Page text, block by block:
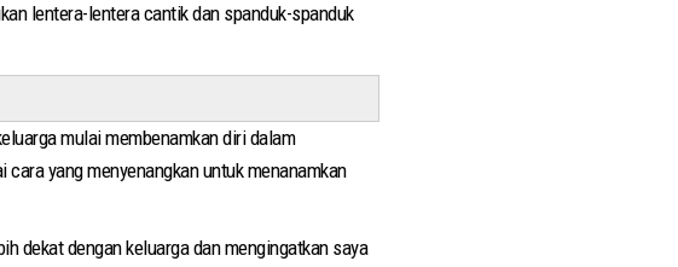
lentera-lentera cantik dan spanduk-spanduk
mulai membenamkan diri dalam
yang menyenangkan untuk menanamkan
dekat dengan keluarga dan mengingatkan saya